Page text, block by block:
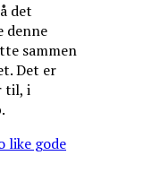
det
denne
sammen
Det er
til, i
like gode